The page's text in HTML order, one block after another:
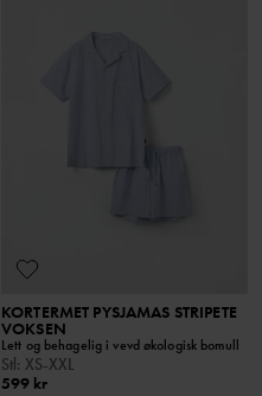
KORTERMET PYSJAMAS STRIPETE
VOKSEN
Lett og behagelig i vevd økologisk bomull
Stl: XS-XXL
599 kr